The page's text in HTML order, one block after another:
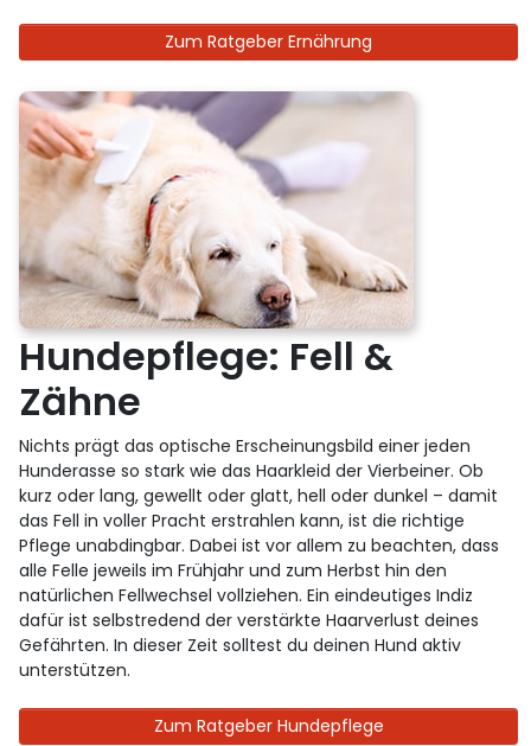
Zum Ratgeber Ernährung
Hundepflege: Fell &
Zähne
Nichts prägt das optische Erscheinungsbild einer jeden
Hunderasse so stark wie das Haarkleid der Vierbeiner. Ob
kurz oder lang, gewellt oder glatt, hell oder dunkel – damit
das Fell in voller Pracht erstrahlen kann, ist die richtige
Pflege unabdingbar. Dabei ist vor allem zu beachten, dass
alle Felle jeweils im Frühjahr und zum Herbst hin den
natürlichen Fellwechsel vollziehen. Ein eindeutiges Indiz
dafür ist selbstredend der verstärkte Haarverlust deines
Gefährten. In dieser Zeit solltest du deinen Hund aktiv
unterstützen.
Zum Ratgeber Hundepflege